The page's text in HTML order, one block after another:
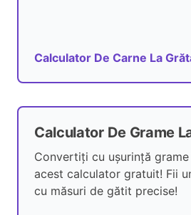
Calculator De Carne La
Calculator De Grame
Convertiți cu ușurință
acest calculator gratuit! Fii
cu măsuri de gătit precise!